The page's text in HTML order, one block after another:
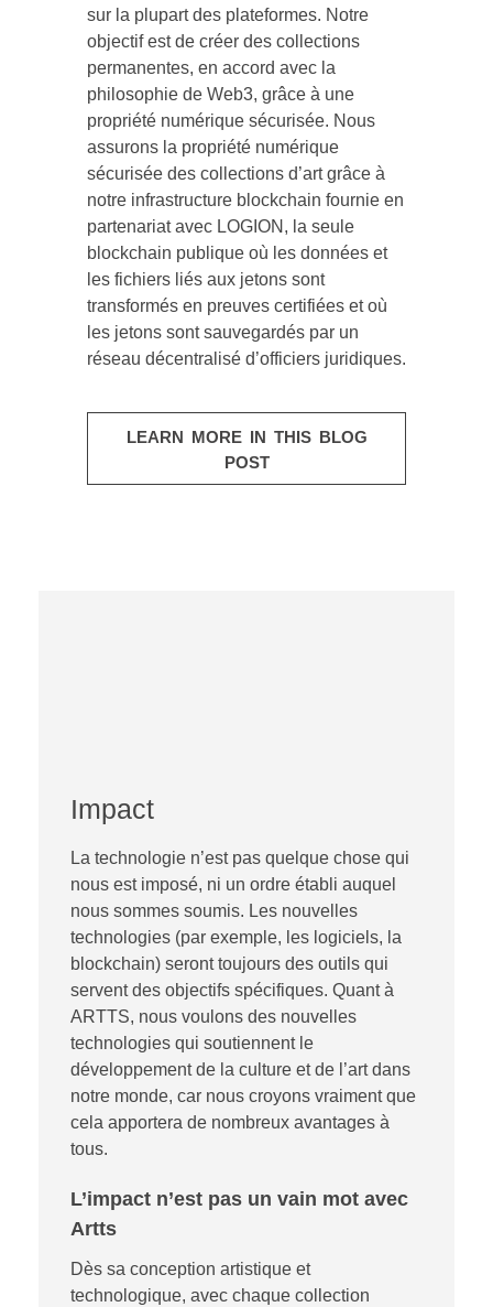
sur la plupart des plateformes. Notre
objectif est de créer des collections
permanentes, en accord avec la
philosophie de Web3, grâce à une
propriété numérique sécurisée. Nous
assurons la propriété numérique
sécurisée des collections d’art grâce à
notre infrastructure blockchain fournie en
partenariat avec LOGION, la seule
blockchain publique où les données et
les fichiers liés aux jetons sont
transformés en preuves certifiées et où
les jetons sont sauvegardés par un
réseau décentralisé d’officiers juridiques.
LEARN MORE IN THIS BLOG
POST
Impact
La technologie n’est pas quelque chose qui
nous est imposé, ni un ordre établi auquel
nous sommes soumis. Les nouvelles
technologies (par exemple, les logiciels, la
blockchain) seront toujours des outils qui
servent des objectifs spécifiques. Quant à
ARTTS, nous voulons des nouvelles
technologies qui soutiennent le
développement de la culture et de l’art dans
notre monde, car nous croyons vraiment que
cela apportera de nombreux avantages à
tous.
L’impact n’est pas un vain mot avec
Artts
Dès sa conception artistique et
technologique, avec chaque collection